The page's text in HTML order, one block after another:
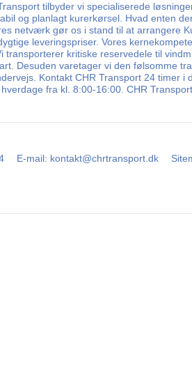
tilbyder vi specialiserede
og planlagt kurerkørsel. Hvad enten
netværk gør os i stand til at arrangere
leveringspriser. Vores
kritiske reservedele til
Desuden varetager vi den følsomme
Kontakt CHR Transport 24 timer
fra kl. 8:00-16:00. CHR
E-mail: kontakt@chrtransport.dk